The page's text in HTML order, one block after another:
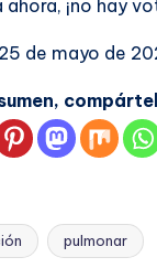
ahora, ¡no hay
25 de mayo de
pulmonar